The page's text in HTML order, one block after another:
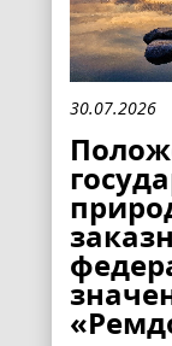
30.07.2026